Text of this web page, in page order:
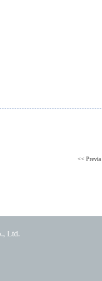
<< Previa
Ltd.